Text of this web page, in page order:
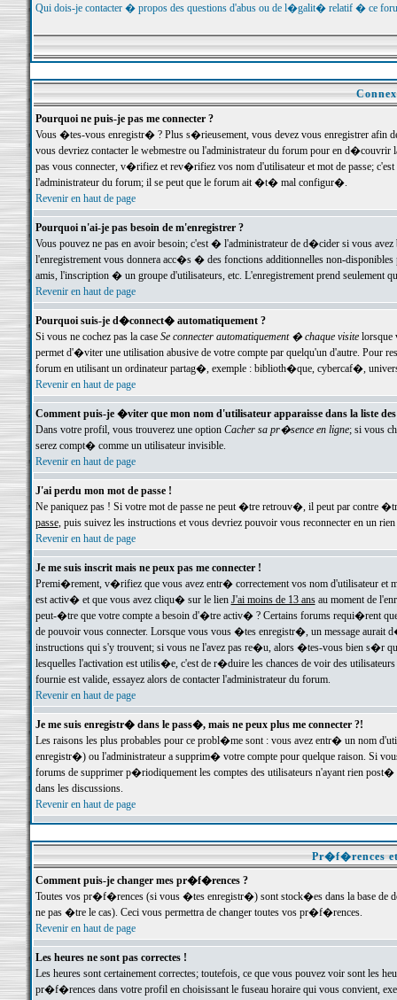
Qui dois-je contacter � propos des questions d'abus ou de l�galit� relatif � ce
Pourquoi ne puis-je pas me connecter ?
Vous �tes-vous enregistr� ? Plus s�rieusement, vous devez vous enregistrer
vous devriez contacter le webmestre ou l'administrateur du forum pour en
pas vous connecter, v�rifiez et rev�rifiez vos nom d'utilisateur et mot de passe;
l'administrateur du forum; il se peut que le forum ait �t� mal configur�.
Revenir en haut de page
Pourquoi n'ai-je pas besoin de m'enregistrer ?
Vous pouvez ne pas en avoir besoin; c'est � l'administrateur de d�cider si vous
l'enregistrement vous donnera acc�s � des fonctions additionnelles non-
amis, l'inscription � un groupe d'utilisateurs, etc. L'enregistrement prend seulement
Revenir en haut de page
Pourquoi suis-je d�connect� automatiquement ?
Si vous ne cochez pas la case Se connecter automatiquement � chaque visitelorsque
permet d'�viter une utilisation abusive de votre compte par quelqu'un d'autre. Pour
forum en utilisant un ordinateur partag�, exemple : biblioth�que, cybercaf�,
Revenir en haut de page
Comment puis-je �viter que mon nom d'utilisateur apparaisse dans la liste
Dans votre profil, vous trouverez une option Cacher sa pr�sence en ligne; si vous
serez compt� comme un utilisateur invisible.
Revenir en haut de page
J'ai perdu mon mot de passe !
Ne paniquez pas ! Si votre mot de passe ne peut �tre retrouv�, il peut par contre
passe, puis suivez les instructions et vous devriez pouvoir vous reconnecter en un rien
Revenir en haut de page
Je me suis inscrit mais ne peux pas me connecter !
Premi�rement, v�rifiez que vous avez entr� correctement vos nom d'utilisateur
est activ� et que vous avez cliqu� sur le lien J'ai moins de 13 ansau moment de
peut-�tre que votre compte a besoin d'�tre activ� ? Certains forums requi�rent
de pouvoir vous connecter. Lorsque vous vous �tes enregistr�, un message aurait
instructions qui s'y trouvent; si vous ne l'avez pas re�u, alors �tes-vous bien s�r
lesquelles l'activation est utilis�e, c'est de r�duire les chances de voir des
fournie est valide, essayez alors de contacter l'administrateur du forum.
Revenir en haut de page
Je me suis enregistr� dans le pass�, mais ne peux plus me connecter ?!
Les raisons les plus probables pour ce probl�me sont : vous avez entr� un nom
enregistr�) ou l'administrateur a supprim� votre compte pour quelque raison. Si
forums de supprimer p�riodiquement les comptes des utilisateurs n'ayant rien
dans les discussions.
Revenir en haut de page
Pr�f�rences
Comment puis-je changer mes pr�f�rences ?
Toutes vos pr�f�rences (si vous �tes enregistr�) sont stock�es dans la base de
ne pas �tre le cas). Ceci vous permettra de changer toutes vos pr�f�rences.
Revenir en haut de page
Les heures ne sont pas correctes !
Les heures sont certainement correctes; toutefois, ce que vous pouvez voir sont
pr�f�rences dans votre profil en choisissant le fuseau horaire qui vous convient,